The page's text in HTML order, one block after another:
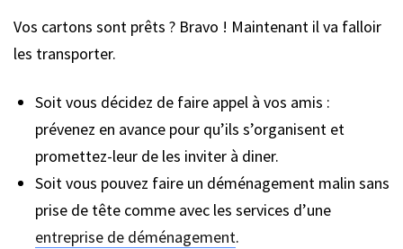
Vos cartons sont prêts ? Bravo ! Maintenant il va falloir
les transporter.
Soit vous décidez de faire appel à vos amis :
prévenez en avance pour qu’ils s’organisent et
promettez-leur de les inviter à diner.
Soit vous pouvez faire un déménagement malin sans
prise de tête comme avec les services d’une
entreprise de déménagement.